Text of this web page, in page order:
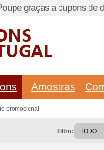
graças a cupons de
Amostras
promocional
Filtro: